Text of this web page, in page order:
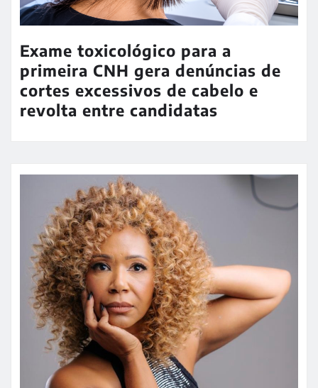
Exame toxicológico para a
primeira CNH gera denúncias de
cortes excessivos de cabelo e
revolta entre candidatas